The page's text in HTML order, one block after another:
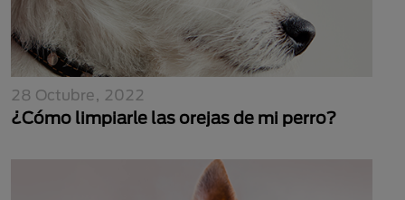
28 Octubre, 2022
¿Cómo limpiarle las orejas de mi perro?